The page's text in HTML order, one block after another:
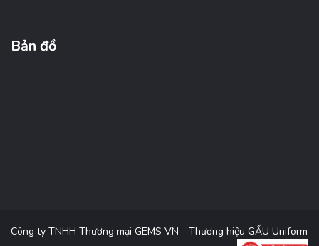
Bản đồ
Công ty TNHH Thương mại GEMS VN - Thương hiệu GẤU Uniform